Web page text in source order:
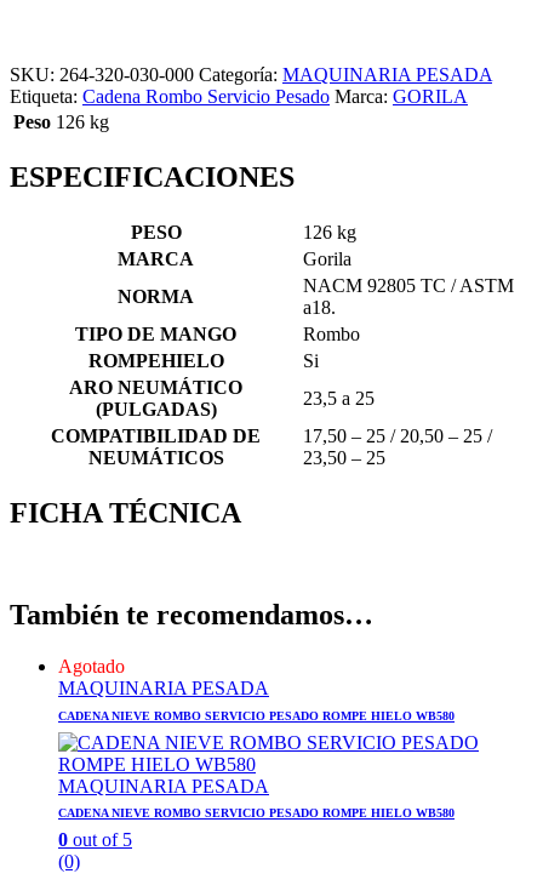
SKU: 264-320-030-000 Categoría: MAQUINARIA PESADA
Etiqueta: Cadena Rombo Servicio Pesado Marca: GORILA
Peso 126 kg
ESPECIFICACIONES
PESO
126 kg
MARCA
Gorila
NORMA
NACM 92805 TC / ASTM
a18.
TIPO DE MANGO
Rombo
ROMPEHIELO
Si
ARO NEUMÁTICO
(PULGADAS)
23,5 a 25
COMPATIBILIDAD DE
NEUMÁTICOS
17,50 – 25 / 20,50 – 25 /
23,50 – 25
FICHA TÉCNICA
También te recomendamos…
Agotado
MAQUINARIA PESADA
CADENA NIEVE ROMBO SERVICIO PESADO ROMPE HIELO WB580
MAQUINARIA PESADA
CADENA NIEVE ROMBO SERVICIO PESADO ROMPE HIELO WB580
0 out of 5
(0)